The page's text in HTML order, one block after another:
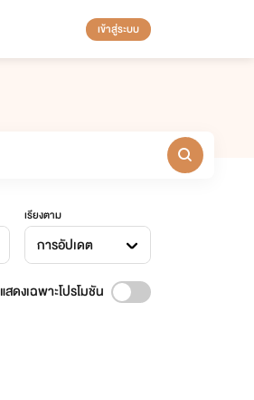
เข้าสู่ระบบ
เรียงตาม
การอัปเดต
แสดงเฉพาะโปรโมชัน